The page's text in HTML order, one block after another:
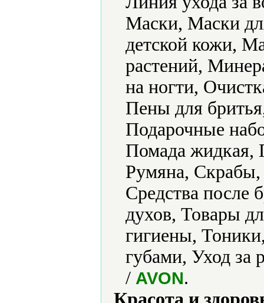
Маски, Маски
детской кожи,
растений,
на ногти,
Пены для
Подарочные
Помада жидкая,
Румяна, Скрабы,
Средства после
духов, Товары
гигиены,
губами, Уход
/ AVON.